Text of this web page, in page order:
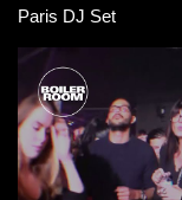
Paris DJ Set